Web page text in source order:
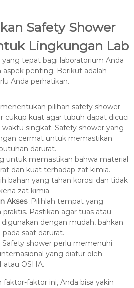
Safety Shower
Lingkungan Lab
tepat bagi laboratorium Anda
penting. Berikut adalah
Anda perhatikan.
pilihan safety shower
cukup kuat agar tubuh dapat dicuci
singkat. Safety shower yang
cermat untuk memastikan
darurat.
untuk memastikan bahwa material
dan kuat terhadap zat kimia.
bahan yang tahan korosi dan tidak
zat kimia.
Akses:Pilihlah tempat yang
praktis. Pastikan agar tuas atau
dengan mudah, bahkan
saat darurat.
Safety shower perlu memenuhi
yang diatur oleh
atau OSHA.
faktor ini, Anda bisa yakin